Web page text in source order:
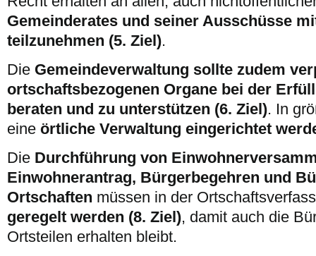
Gemeinderates und seiner Ausschüsse
teilzunehmen (5. Ziel).
Die Gemeindeverwaltung sollte zudem
ortschaftsbezogenen Organe bei der
beraten und zu unterstützen (6. Ziel). In
eine örtliche Verwaltung eingerichtet
Die Durchführung von
Einwohnerantrag, Bürgerbegehren und
Ortschaften müssen in der
geregelt werden (8. Ziel), damit auch die
Ortsteilen erhalten bleibt.